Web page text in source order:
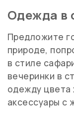
Одежда в
Предложите
природе,
в стиле
вечеринки в
одежду цвета
аксессуары с